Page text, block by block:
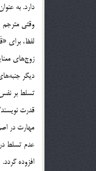
دارد. به
وقتي مترجم
لفظ، براي
زوج‌هاي
ديگر
تسلط بر
قدرت
مهارت در
عدم تسلط
افزوده گردد.